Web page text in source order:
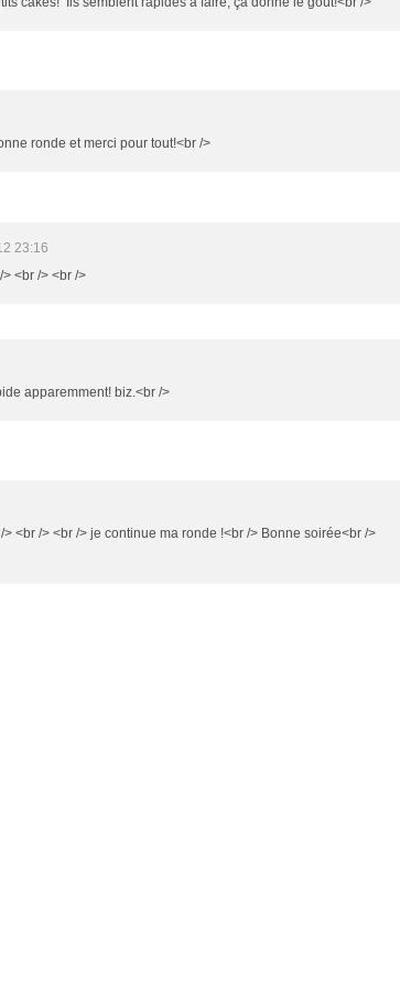
ronde et merci pour tout!<br />
23:16
<br /> <br />
apparemment! biz.<br />
<br /> <br /> je continue ma ronde !<br /> Bonne soirée<br />